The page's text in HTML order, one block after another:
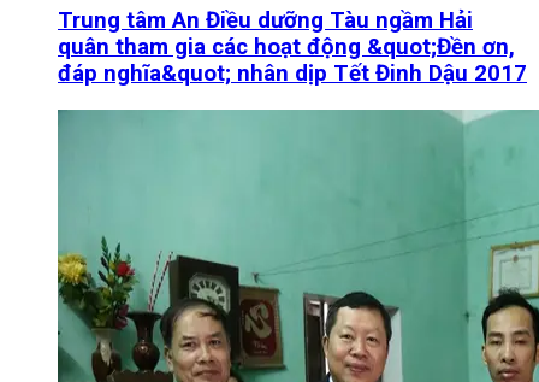
Trung tâm An Điều dưỡng Tàu ngầm Hải
quân tham gia các hoạt động &quot;Đền ơn,
đáp nghĩa&quot; nhân dịp Tết Đinh Dậu 2017